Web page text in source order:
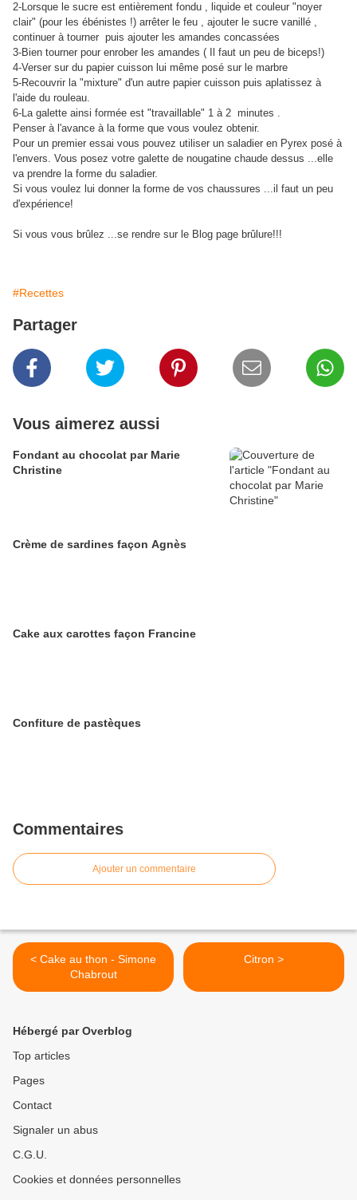
2-Lorsque le sucre est entièrement fondu , liquide et couleur "noyer
clair" (pour les ébénistes !) arrêter le feu , ajouter le sucre vanillé ,
continuer à tourner puis ajouter les amandes concassées
3-Bien tourner pour enrober les amandes ( Il faut un peu de biceps!)
4-Verser sur du papier cuisson lui même posé sur le marbre
5-Recouvrir la "mixture" d'un autre papier cuisson puis aplatissez à
l'aide du rouleau.
6-La galette ainsi formée est "travaillable" 1 à 2 minutes .
Penser à l'avance à la forme que vous voulez obtenir.
Pour un premier essai vous pouvez utiliser un saladier en Pyrex posé à
l'envers. Vous posez votre galette de nougatine chaude dessus ...elle
va prendre la forme du saladier.
Si vous voulez lui donner la forme de vos chaussures ...il faut un peu
d'expérience!
Si vous vous brûlez ...se rendre sur le Blog page brûlure!!!
#Recettes
Partager
Vous aimerez aussi
Fondant au chocolat par Marie
Christine
Crème de sardines façon Agnès
Cake aux carottes façon Francine
Confiture de pastèques
Commentaires
Ajouter un commentaire
< Cake au thon - Simone
Chabrout
Citron >
Hébergé par Overblog
Top articles
Pages
Contact
Signaler un abus
C.G.U.
Cookies et données personnelles